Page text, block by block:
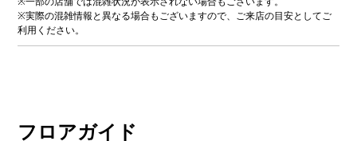
※実際の混雑情報と異なる場合もございますので、ご来店の目安としてご
利用ください。
フロアガイド